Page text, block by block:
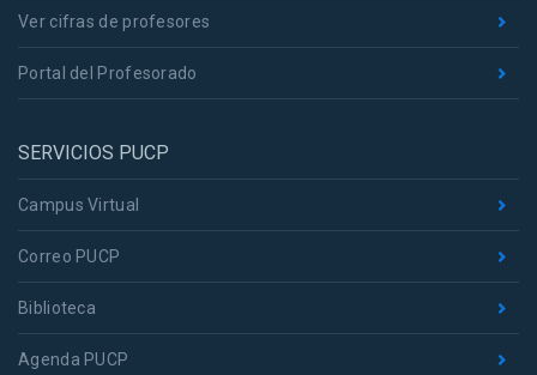
Ver cifras de profesores
Portal del Profesorado
SERVICIOS PUCP
Campus Virtual
Correo PUCP
Biblioteca
Agenda PUCP